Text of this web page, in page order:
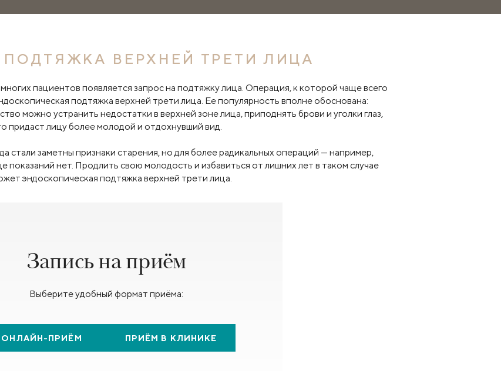
ПОДТЯЖКА ВЕРХНЕЙ ТРЕТИ ЛИЦА
пациентов появляется запрос на подтяжку лица. Операция, к которой чаще всего
подтяжка верхней трети лица. Ее популярность вполне обоснована:
можно устранить недостатки в верхней зоне лица, приподнять брови и уголки глаз,
придаст лицу более молодой и отдохнувший вид.
заметны признаки старения, но для более радикальных операций — например,
показаний нет. Продлить свою молодость и избавиться от лишних лет в таком случае
эндоскопическая подтяжка верхней трети лица.
Запись на приём
Выберите удобный формат приёма:
ОНЛАЙН-ПРИЁМ ПРИЁМ В КЛИНИКЕ